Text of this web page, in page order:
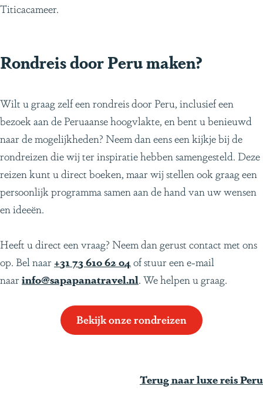
Titicacameer.
Rondreis door Peru maken?
Wilt u graag zelf een rondreis door Peru, inclusief een
bezoek aan de Peruaanse hoogvlakte, en bent u benieuwd
naar de mogelijkheden? Neem dan eens een kijkje bij de
rondreizen die wij ter inspiratie hebben samengesteld. Deze
reizen kunt u direct boeken, maar wij stellen ook graag een
persoonlijk programma samen aan de hand van uw wensen
en ideeën.
Heeft u direct een vraag? Neem dan gerust contact met ons
op. Bel naar+31 73 610 62 04of stuur een e-mail
naarinfo@sapapanatravel.nl. We helpen u graag.
Bekijk onze rondreizen
Terug naar luxe reis Peru